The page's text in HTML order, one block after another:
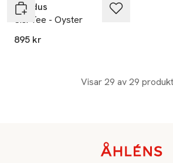
Residus
Sisi Tee - Oyster
895 kr
Visar 29 av 29